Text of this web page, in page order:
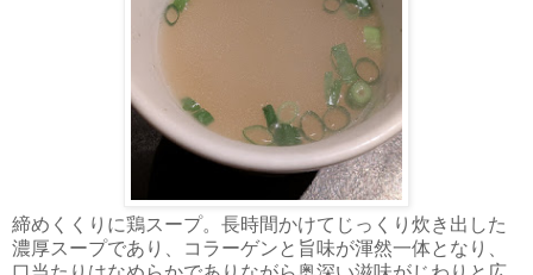
締めくくりに鶏スープ。長時間かけてじっくり炊き出した
濃厚スープであり、コラーゲンと旨味が渾然一体となり、